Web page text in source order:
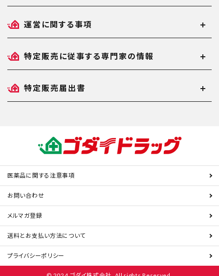
運営に関する事項
特定販売に従事する専門家の情報
特定販売届出書
医薬品に関する注意事項
お問い合わせ
メルマガ登録
送料とお支払い方法について
プライバシーポリシー